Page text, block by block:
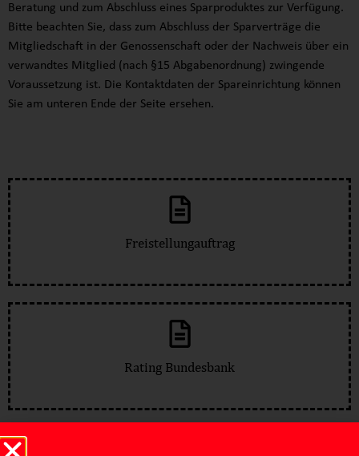
Beratung und zum Abschluss eines Sparproduktes zur Verfügung.
Bitte beachten Sie, dass zum Abschluss der Sparverträge die
Mitgliedschaft in der Genossenschaft oder der Nachweis über ein
verwandtes Mitglied (nach §15 Abgabenordnung) zwingende
Voraussetzung ist. Die Kontaktdaten der Spareinrichtung können
Sie am unteren Ende der Seite ersehen.
Freistellungauftrag
Rating Bundesbank